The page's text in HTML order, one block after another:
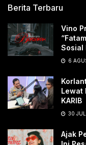
Berita Terbaru
Vino
Sosial
6
Lewat
KARIB
30
Ajak